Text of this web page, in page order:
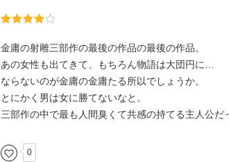
金庸の射雕三部作の最後の作品の最後の作品。
あの女性も出てきて、もちろん物語は大団円に…
ならないのが金庸の金庸たる所以でしょうか。
とにかく男は女に勝てないなと。
三部作の中で最も人間臭くて共感の持てる主人公だ
0